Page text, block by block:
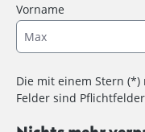
Vorname
Die mit einem Stern (*)
Felder sind